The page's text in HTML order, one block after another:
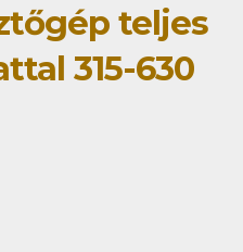
teljes
315-630